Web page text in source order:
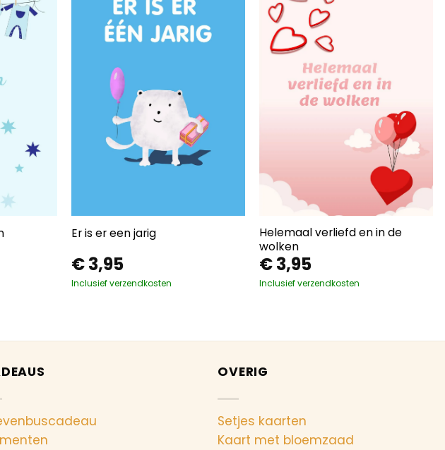
Er is er een jarig
€3,95
Inclusief verzendkosten
Helemaal verliefd en in de
wolken
€3,95
Inclusief verzendkosten
OVERIG
Setjes kaarten
Kaart met bloemzaad